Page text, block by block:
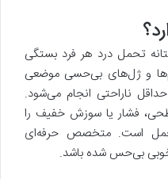
تحمل درد هر فرد بستگی
و ژل‌های بی‌حسی موضعی
حداقل ناراحتی انجام می‌شود.
فشار یا سوزش خفیف را
است. متخصص حرفه‌ای
خوبی بی‌حس شده باشد.